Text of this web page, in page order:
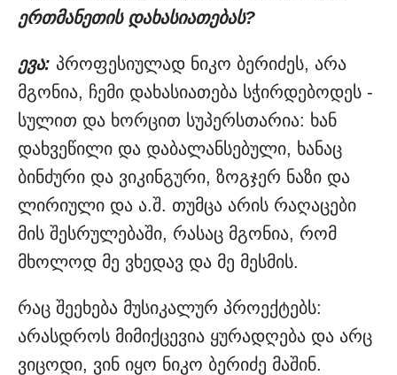
ერთმანეთის დახასიათებას?
ევა: პროფესიულად ნიკო ბერიძეს, არა
მგონია, ჩემი დახასიათება სჭირდებოდეს -
სულით და ხორცით სუპერსთარია: ხან
დახვეწილი და დაბალანსებული, ხანაც
ბინძური და ვიკინგური, ზოგჯერ ნაზი და
ლირიული და ა.შ. თუმცა არის რაღაცები
მის შესრულებაში, რასაც მგონია, რომ
მხოლოდ მე ვხედავ და მე მესმის.
რაც შეეხება მუსიკალურ პროექტებს:
არასდროს მიმიქცევია ყურადღება და არც
ვიცოდი, ვინ იყო ნიკო ბერიძე მაშინ.